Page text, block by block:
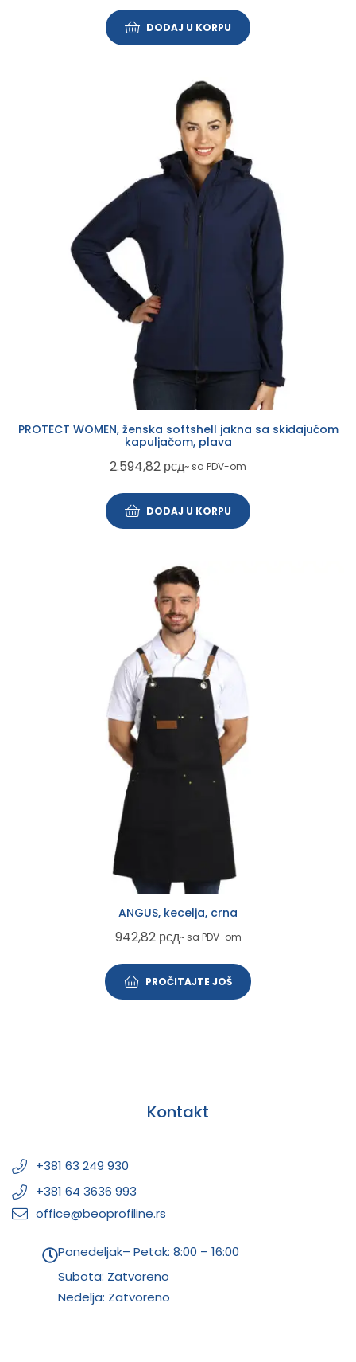
DODAJ U KORPU
PROTECT WOMEN, ženska softshell jakna sa skidajućom
kapuljačom, plava
2.594,82 рсд~ sa PDV-om
DODAJ U KORPU
ANGUS, kecelja, crna
942,82 рсд~ sa PDV-om
PROČITAJTE JOŠ
Kontakt
+381 63 249 930
+381 64 3636 993
office@beoprofiline.rs
Ponedeljak– Petak: 8:00 – 16:00
Subota: Zatvoreno
Nedelja: Zatvoreno